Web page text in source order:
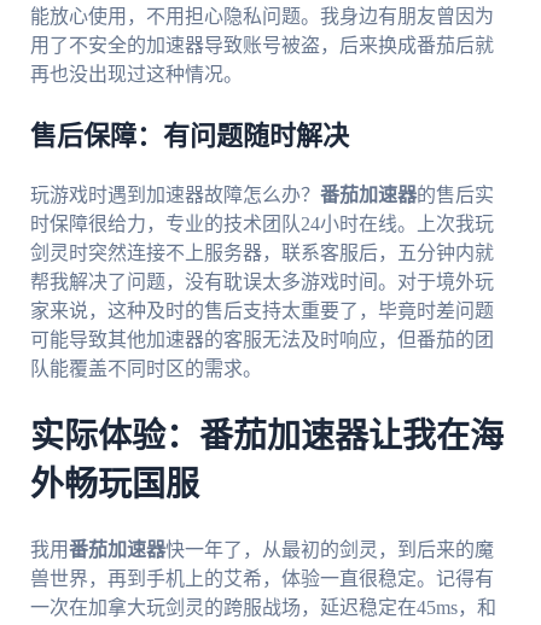
能放心使用，不用担心隐私问题。我身边有朋友曾因为
用了不安全的加速器导致账号被盗，后来换成番茄后就
再也没出现过这种情况。
售后保障：有问题随时解决
玩游戏时遇到加速器故障怎么办？ 番茄加速器的售后实
时保障很给力，专业的技术团队24小时在线。上次我玩
剑灵时突然连接不上服务器，联系客服后，五分钟内就
帮我解决了问题，没有耽误太多游戏时间。对于境外玩
家来说，这种及时的售后支持太重要了，毕竟时差问题
可能导致其他加速器的客服无法及时响应，但番茄的团
队能覆盖不同时区的需求。
实际体验：番茄加速器让我在海
外畅玩国服
我用番茄加速器快一年了，从最初的剑灵，到后来的魔
兽世界，再到手机上的艾希，体验一直很稳定。记得有
一次在加拿大玩剑灵的跨服战场，延迟稳定在45ms，和